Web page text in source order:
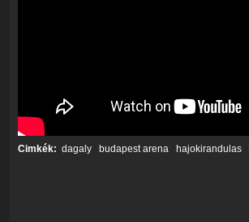
Cimkék: dagaly budapest arena hajokirandulas